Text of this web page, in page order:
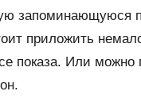
запоминающуюся
приложить
показа. Или можно